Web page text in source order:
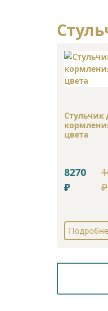
Стульчик
цвета
8270
₽
₽